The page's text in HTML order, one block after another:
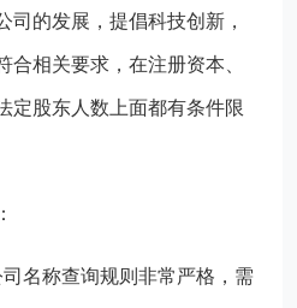
司的发展，提倡科技创新，
合相关要求，在注册资本、
定股东人数上面都有条件限
名称查询规则非常严格，需